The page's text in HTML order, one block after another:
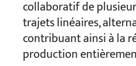
collaboratif de
trajets linéaires,
contribuant ainsi à la
production